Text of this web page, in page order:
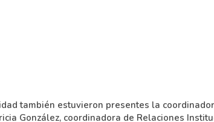
también estuvieron presentes la
González, coordinadora de Relaciones